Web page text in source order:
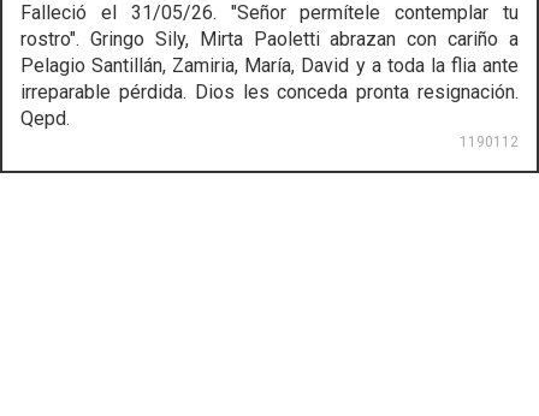
Falleció el 31/05/26. "Señor permítele contemplar tu
rostro". Gringo Sily, Mirta Paoletti abrazan con cariño a
Pelagio Santillán, Zamiria, María, David y a toda la flia ante
irreparable pérdida. Dios les conceda pronta resignación.
Qepd.
1190112